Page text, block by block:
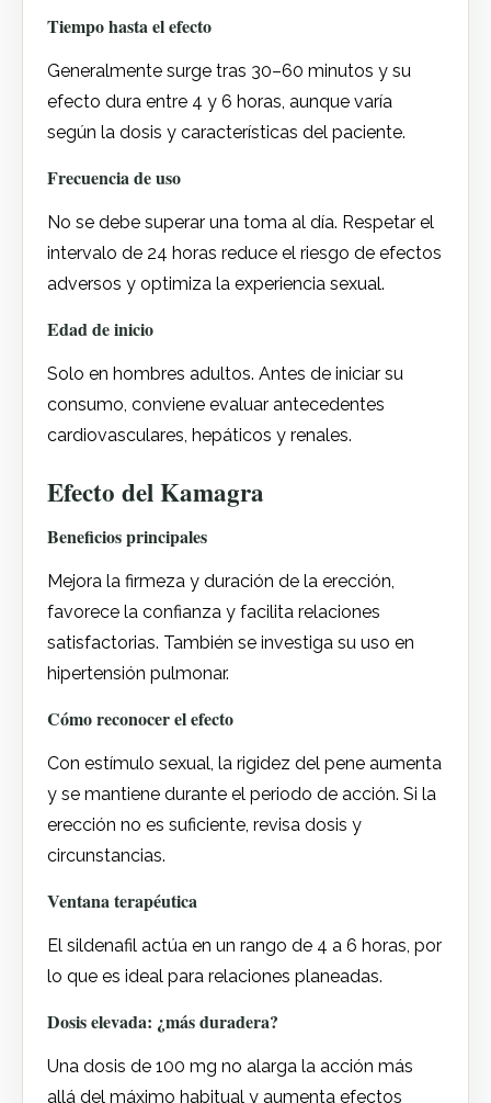
Tiempo hasta el efecto
Generalmente surge tras 30–60 minutos y su
efecto dura entre 4 y 6 horas, aunque varía
según la dosis y características del paciente.
Frecuencia de uso
No se debe superar una toma al día. Respetar el
intervalo de 24 horas reduce el riesgo de efectos
adversos y optimiza la experiencia sexual.
Edad de inicio
Solo en hombres adultos. Antes de iniciar su
consumo, conviene evaluar antecedentes
cardiovasculares, hepáticos y renales.
Efecto del Kamagra
Beneficios principales
Mejora la firmeza y duración de la erección,
favorece la confianza y facilita relaciones
satisfactorias. También se investiga su uso en
hipertensión pulmonar.
Cómo reconocer el efecto
Con estímulo sexual, la rigidez del pene aumenta
y se mantiene durante el periodo de acción. Si la
erección no es suficiente, revisa dosis y
circunstancias.
Ventana terapéutica
El sildenafil actúa en un rango de 4 a 6 horas, por
lo que es ideal para relaciones planeadas.
Dosis elevada: ¿más duradera?
Una dosis de 100 mg no alarga la acción más
allá del máximo habitual y aumenta efectos